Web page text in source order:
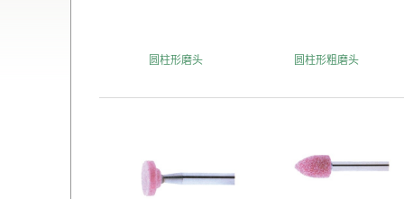
圆柱形磨头 圆柱形粗磨头